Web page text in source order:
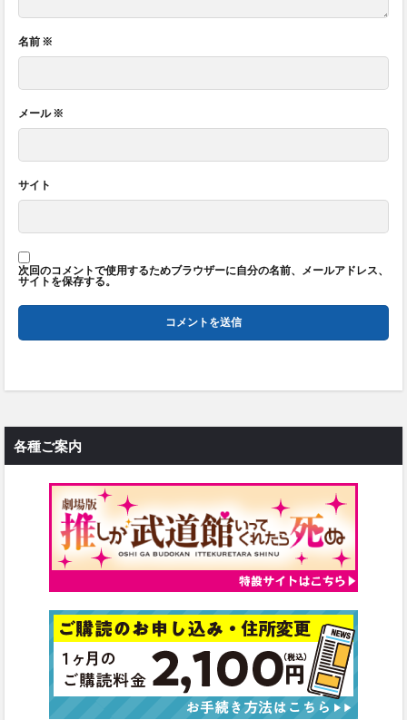
名前 ※
メール※
サイト
次回のコメントで使用するためブラウザーに自分の名前、メールアドレス、
サイトを保存する。
各種ご案内